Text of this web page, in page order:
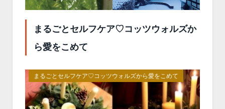
まるごとセルフケア♡コッツウォルズか
ら愛をこめて
まるごとセルフケア♡コッツウォルズから愛をこめて